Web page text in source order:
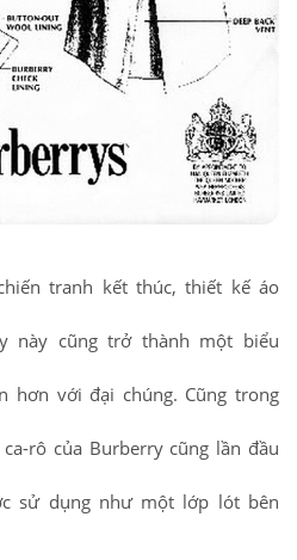
tranh kết thúc, thiết kế áo
này cũng trở thành một biểu
hơn với đại chúng. Cũng trong
rô của Burberry cũng lần đầu
sử dụng như một lớp lót bên